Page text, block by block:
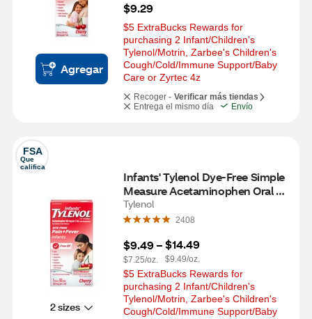
Agregar
$9.29
$5 ExtraBucks Rewards for
purchasing 2 Infant/Children's
Tylenol/Motrin, Zarbee's Children's
Cough/Cold/Immune Support/Baby
Care or Zyrtec 4z
Recoger - Verificar más tiendas
Entrega el mismo día
Envío
FSA
Que
califica
2 sizes
Infants' Tylenol Dye-Free Simple
Measure Acetaminophen Oral
Suspension, Cherry, 1 FL OZ
Tylenol
2408
$9.49 –
$7.25/oz.
$14.49
$9.49/oz.
$5 ExtraBucks Rewards for
purchasing 2 Infant/Children's
Tylenol/Motrin, Zarbee's Children's
Cough/Cold/Immune Support/Baby